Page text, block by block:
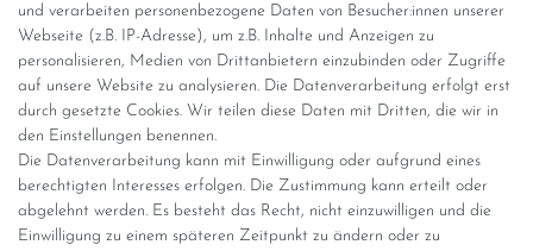
und verarbeiten personenbezogene Daten von Besucher:innen unserer
Webseite (z.B. IP-Adresse), um z.B. Inhalte und Anzeigen zu
personalisieren, Medien von Drittanbietern einzubinden oder Zugriffe
auf unsere Website zu analysieren. Die Datenverarbeitung erfolgt erst
durch gesetzte Cookies. Wir teilen diese Daten mit Dritten, die wir in
den Einstellungen benennen.
Die Datenverarbeitung kann mit Einwilligung oder aufgrund eines
berechtigten Interesses erfolgen. Die Zustimmung kann erteilt oder
abgelehnt werden. Es besteht das Recht, nicht einzuwilligen und die
Einwilligung zu einem späteren Zeitpunkt zu ändern oder zu
Versandinformationen
Versand per GLS (6,90 Euro) oder DHL (8,49 Euro ) inkl. MwSt.
(innerhalb Deutschlands)
kostenfreie Lieferung ab 150 Euro Warenwert (innerhalb
Deutschlands)
Übersicht Internationale Versandkosten
Wir kaufen an